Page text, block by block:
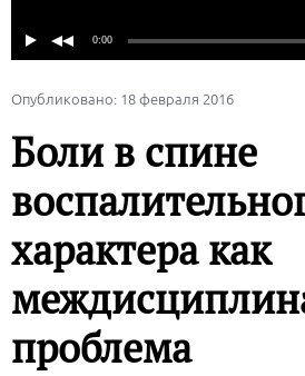
Опубликовано: 18 февраля 2016
Боли в спине
характера как
проблема